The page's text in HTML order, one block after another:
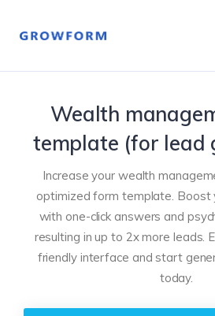
Wealth
template (for lead
Increase your wealth
optimized form template. Boost
with one-click answers and
resulting in up to 2x more leads.
friendly interface and start
today.